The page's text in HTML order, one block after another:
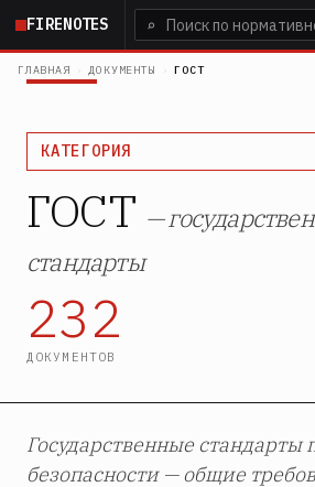
Перейти
основному
FIRENOTES ⌕
ГЛАВНАЯ › ДОКУМЕНТЫ › ГОСТ
КАТЕГОРИЯ
ГОСТ —
стандарты
232
ДОКУМЕНТОВ
Государственные стандарты
безопасности — общие